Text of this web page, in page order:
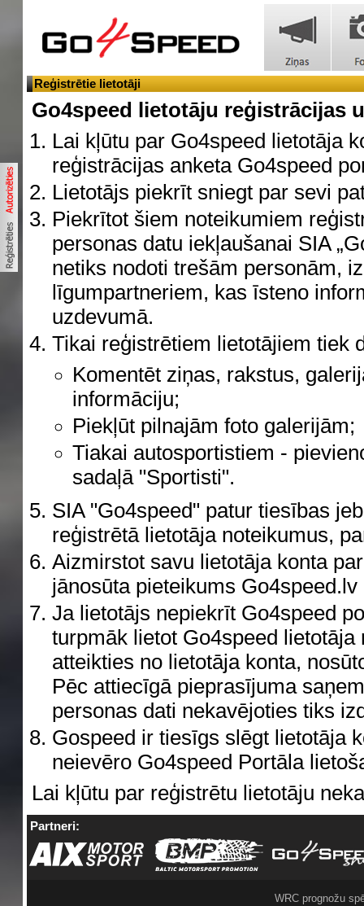
Reģistrētie lietotāji
Go4speed lietotāju reģistrācijas
Lai kļūtu par Go4speed lietotāja
reģistrācijas anketa Go4speed
Lietotājs piekrīt sniegt par sevi
Piekrītot šiem noteikumiem
personas datu iekļaušanai SIA
netiks nodoti trešām personām,
līgumpartneriem, kas īsteno
uzdevumā.
Tikai reģistrētiem lietotājiem tiek
Komentēt ziņas, rakstus,
informāciju;
Piekļūt pilnajām foto galerijām;
Tiakai autosportistiem -
sadaļā "Sportisti".
SIA "Go4speed" patur tiesības
reģistrētā lietotāja noteikumus,
Aizmirstot savu lietotāja konta
jānosūta pieteikums
Ja lietotājs nepiekrīt Go4speed
turpmāk lietot Go4speed
atteikties no lietotāja konta,
Pēc attiecīgā pieprasījuma
personas dati nekavējoties tiks
Gospeed ir tiesīgs slēgt lietotāja
neievēro Go4speed Portāla
Lai kļūtu par reģistrētu lietotāju
Partneri:
WRC prognožu